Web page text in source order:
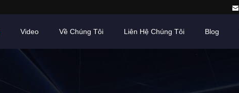
Video Về Chúng Tôi Liên Hệ Chúng Tôi Blog